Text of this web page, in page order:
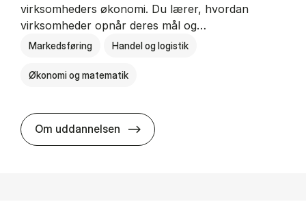
virksomheders økonomi. Du lærer, hvordan
virksomheder opnår deres mål og…
Markedsføring Handel og logistik
Økonomi og matematik
Om uddannelsen HA al­men erhvervs­økonomi